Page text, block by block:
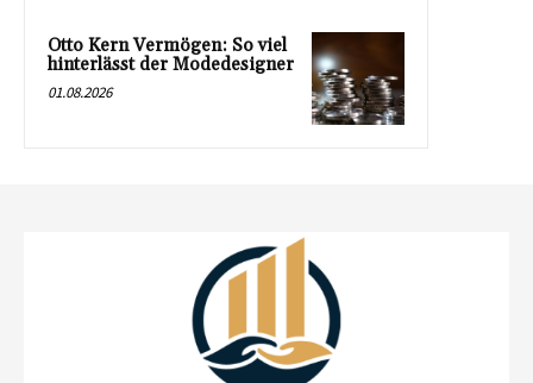
Otto Kern Vermögen: So viel
hinterlässt der Modedesigner
01.08.2026